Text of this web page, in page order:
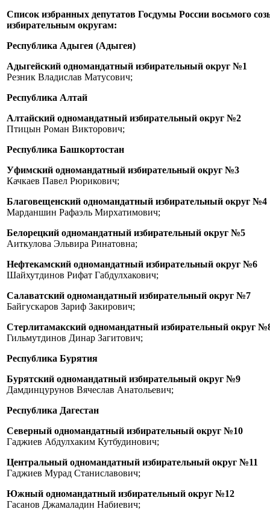
Список избранных депутатов Госдумы России восьмого
избирательным округам:
Республика Адыгея (Адыгея)
Адыгейский одномандатный избирательный округ №1
Резник Владислав Матусович;
Республика Алтай
Алтайский одномандатный избирательный округ №2
Птицын Роман Викторович;
Республика Башкортостан
Уфимский одномандатный избирательный округ №3
Качкаев Павел Рюрикович;
Благовещенский одномандатный избирательный округ №4
Марданшин Рафаэль Мирхатимович;
Белорецкий одномандатный избирательный округ №5
Аиткулова Эльвира Ринатовна;
Нефтекамский одномандатный избирательный округ №6
Шайхутдинов Рифат Габдулхакович;
Салаватский одномандатный избирательный округ №7
Байгускаров Зариф Закирович;
Стерлитамакский одномандатный избирательный округ
Гильмутдинов Динар Загитович;
Республика Бурятия
Бурятский одномандатный избирательный округ №9
Дамдинцурунов Вячеслав Анатольевич;
Республика Дагестан
Северный одномандатный избирательный округ №10
Гаджиев Абдулхаким Кутбудинович;
Центральный одномандатный избирательный округ №11
Гаджиев Мурад Станиславович;
Южный одномандатный избирательный округ №12
Гасанов Джамаладин Набиевич;